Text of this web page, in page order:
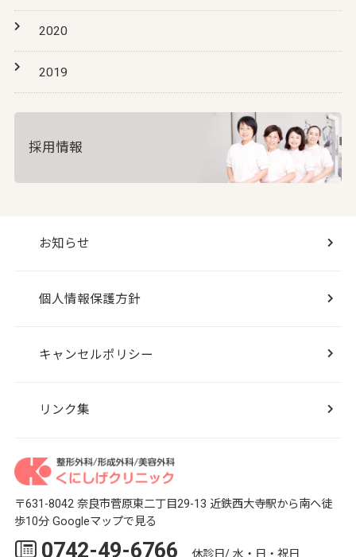
2020
2019
採用情報
お知らせ
個人情報保護方針
キャンセルポリシー
リンク集
〒631-8042 奈良市菅原東二丁目29-13 近鉄西大寺駅から南へ徒
歩10分 Googleマップで見る
0742-49-6766 休診日/ 水・日・祝日